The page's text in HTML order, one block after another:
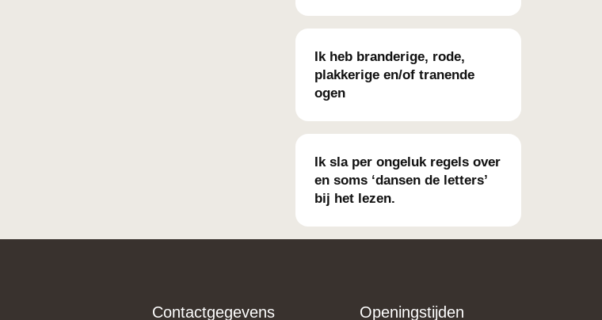
Ik heb branderige, rode,
plakkerige en/of tranende
ogen
Ik sla per ongeluk regels over
en soms ‘dansen de letters’
bij het lezen.
Contactgegevens Openingstijden